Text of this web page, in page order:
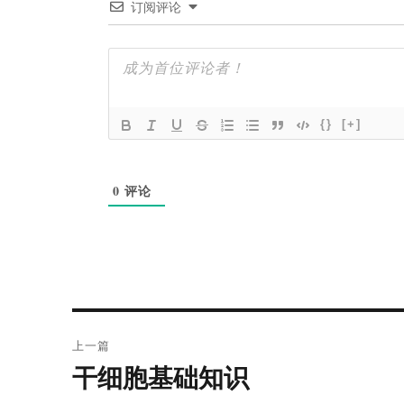
订阅评论
{} [+]
0 评论
章
上一篇
上
篇
干细胞基础知识